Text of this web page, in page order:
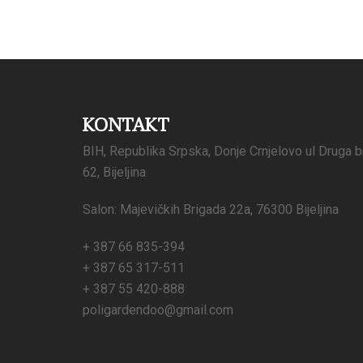
KONTAKT
BIH, Republika Srpska, Donje Crnjelovo ul Druga
62, Bijeljina
Salon: Majevičkih Brigada 22a, 76300 Bijeljina
+ 387 66 835-394
+ 387 65 317-511
+ 387 55 420-888
poligardendoo@gmail.com